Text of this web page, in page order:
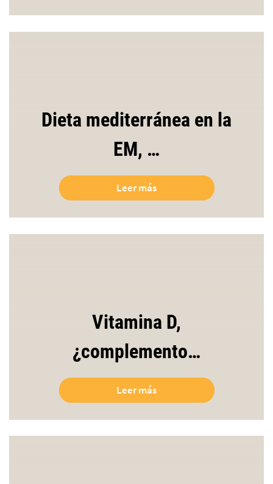
Dieta mediterránea en la
EM, …
Leer más
Vitamina D,
¿complemento…
Leer más